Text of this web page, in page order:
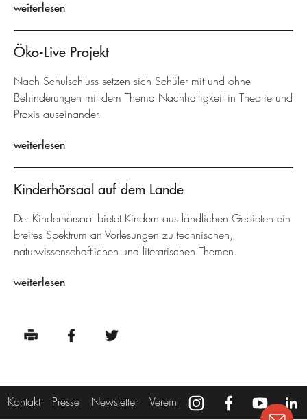
weiterlesen
Öko-Live Projekt
Nach Schulschluss setzen sich Schüler mit und ohne
Behinderungen mit dem Thema Nachhaltigkeit in Theorie und
Praxis auseinander.
weiterlesen
Kinderhörsaal auf dem Lande
Der Kinderhörsaal bietet Kindern aus ländlichen Gebieten ein
breites Spektrum an Vorlesungen zu technischen,
naturwissenschaftlichen und literarischen Themen.
weiterlesen
Kontakt Presse Newsletter Verein